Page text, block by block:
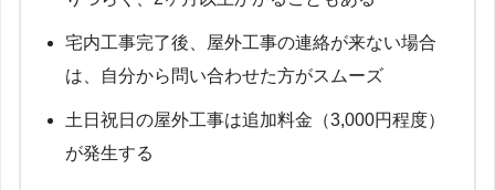
宅内工事完了後、屋外工事の連絡が来ない場合
は、自分から問い合わせた方がスムーズ
土日祝日の屋外工事は追加料金（3,000円程度）
が発生する